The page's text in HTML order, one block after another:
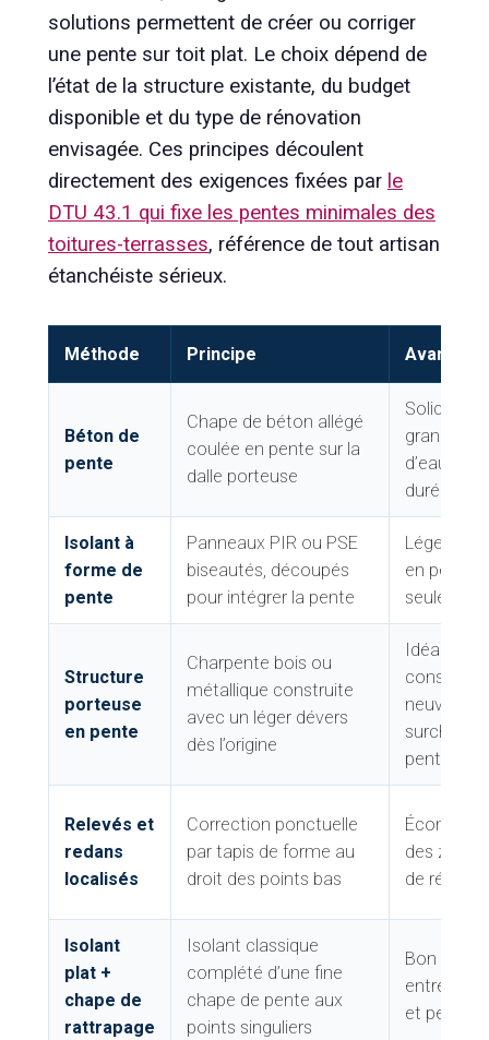
solutions permettent de créer ou corriger
une pente sur toit plat. Le choix dépend de
l’état de la structure existante, du budget
disponible et du type de rénovation
envisagée. Ces principes découlent
directement des exigences fixées par le
DTU 43.1 qui fixe les pentes minimales des
toitures-terrasses, référence de tout artisan
étanchéiste sérieux.
Méthode Principe
Béton de
pente
Chape de béton allégé
coulée en pente sur la
dalle porteuse
Solide,
grands
d’eau,
durée
Isolant à
forme de
pente
Panneaux PIR ou PSE
biseautés, découpés
pour intégrer la pente
Léger,
en pente
seule
Structure
porteuse
en pente
Charpente bois ou
métallique construite
avec un léger dévers
dès l’origine
Idéal en
neuve,
surcharge
pente
Relevés et
redans
localisés
Correction ponctuelle
par tapis de forme au
droit des points bas
des
de
Isolant
plat +
chape de
rattrapage
Isolant classique
complété d’une fine
chape de pente aux
points singuliers
Bon
entre
et